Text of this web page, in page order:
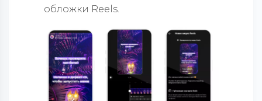
обложки Reels.